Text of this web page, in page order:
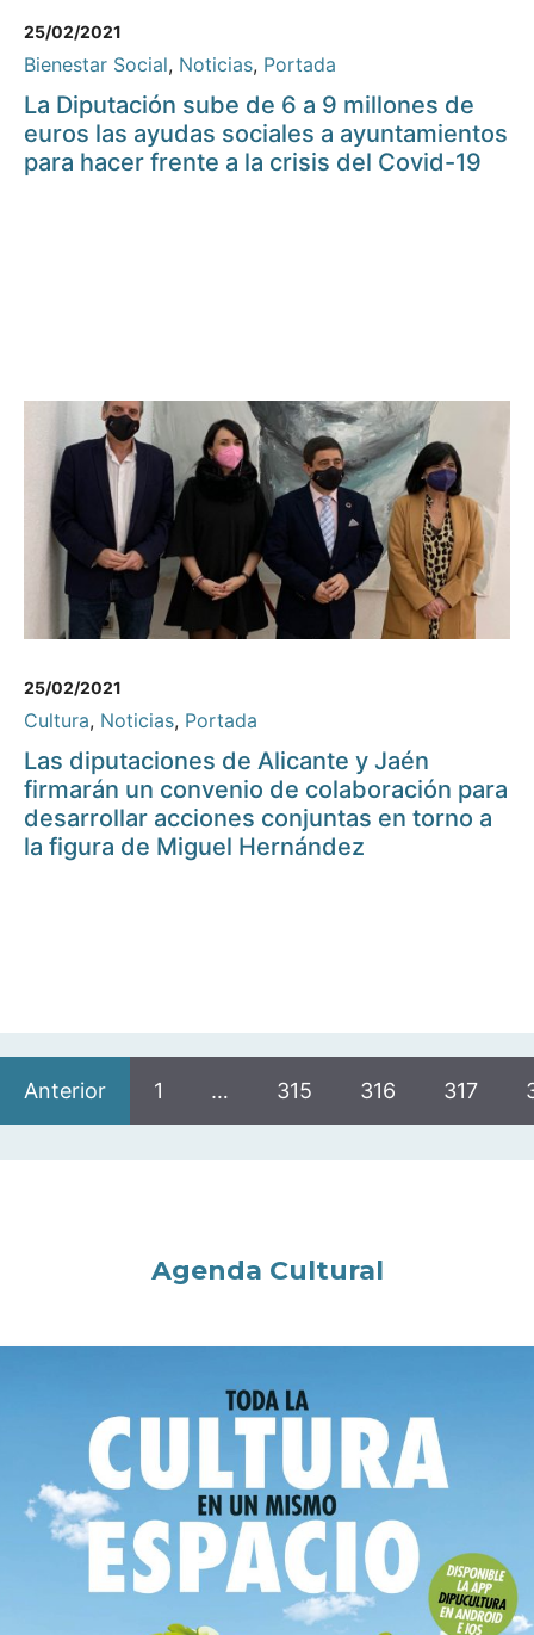
25/02/2021
Bienestar Social, Noticias, Portada
La Diputación sube de 6 a 9 millones de
euros las ayudas sociales a ayuntamientos
para hacer frente a la crisis del Covid-19
25/02/2021
Cultura, Noticias, Portada
Las diputaciones de Alicante y Jaén
firmarán un convenio de colaboración para
desarrollar acciones conjuntas en torno a
la figura de Miguel Hernández
Anterior 1 … 315 316 317
Agenda Cultural